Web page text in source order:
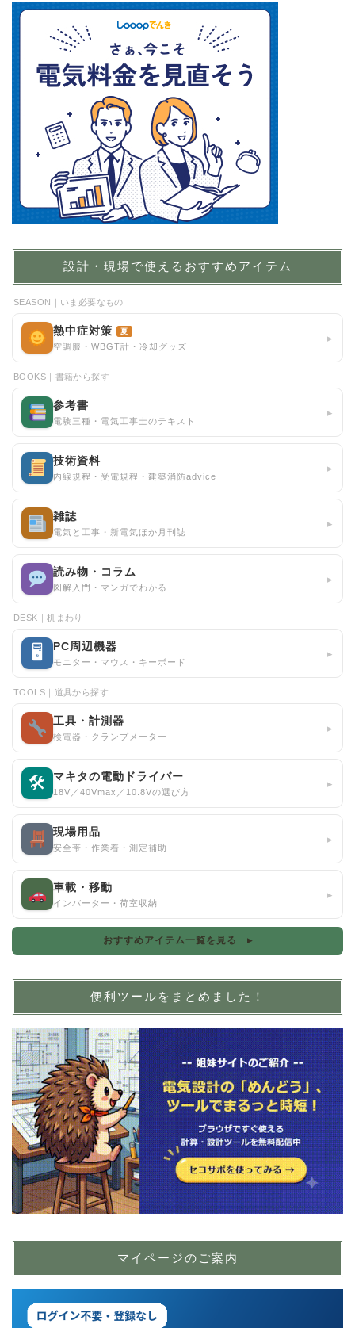
設計・現場で使えるおすすめアイテム
SEASON｜いま必要なもの
熱中症対策 夏
空調服・WBGT計・冷却グッズ
▸
BOOKS｜書籍から探す
参考書
電験三種・電気工事士のテキスト
▸
技術資料
内線規程・受電規程・建築消防advice
▸
雑誌
電気と工事・新電気ほか月刊誌
▸
読み物・コラム
図解入門・マンガでわかる
▸
DESK｜机まわり
🖥 PC周辺機器
モニター・マウス・キーボード
▸
TOOLS｜道具から探す
工具・計測器
検電器・クランプメーター
▸
🛠 マキタの電動ドライバー
18V／40Vmax／10.8Vの選び方
▸
現場用品
安全帯・作業着・測定補助
▸
車載・移動
インバーター・荷室収納
▸
おすすめアイテム一覧を見る ▸
便利ツールをまとめました！
マイページのご案内